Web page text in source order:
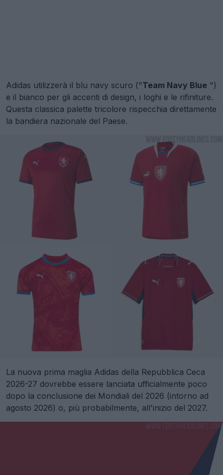
Adidas utilizzerà il blu navy scuro ("Team Navy Blue ")
e il bianco per gli accenti di design, i loghi e le rifiniture.
Questa classica palette tricolore rispecchia direttamente
la bandiera nazionale del Paese.
La nuova prima maglia Adidas della Repubblica Ceca
2026-27 dovrebbe essere lanciata ufficialmente poco
dopo la conclusione dei Mondiali del 2026 (intorno ad
agosto 2026) o, più probabilmente, all'inizio del 2027.